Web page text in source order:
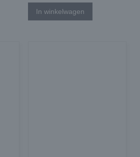
In winkelwagen